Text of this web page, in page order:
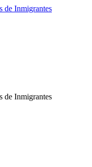
de Inmigrantes
de Inmigrantes